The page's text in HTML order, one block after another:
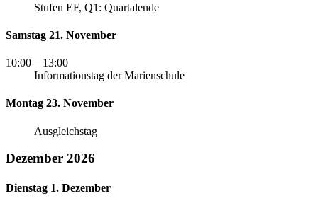
Stufen EF, Q1: Quartalende
Samstag 21. November
10:00 – 13:00
Informationstag der Marienschule
Montag 23. November
Ausgleichstag
Dezember 2026
Dienstag 1. Dezember